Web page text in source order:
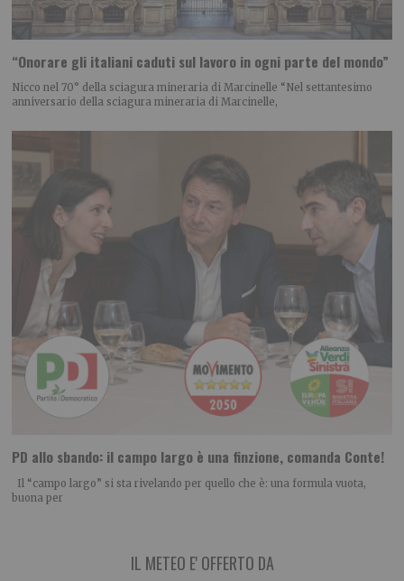
“Onorare gli italiani caduti sul lavoro in ogni parte del mondo”
Nicco nel 70° della sciagura mineraria di Marcinelle “Nel settantesimo
anniversario della sciagura mineraria di Marcinelle,
PD allo sbando: il campo largo è una finzione, comanda Conte!
Il “campo largo” si sta rivelando per quello che è: una formula vuota,
buona per
IL METEO E' OFFERTO DA